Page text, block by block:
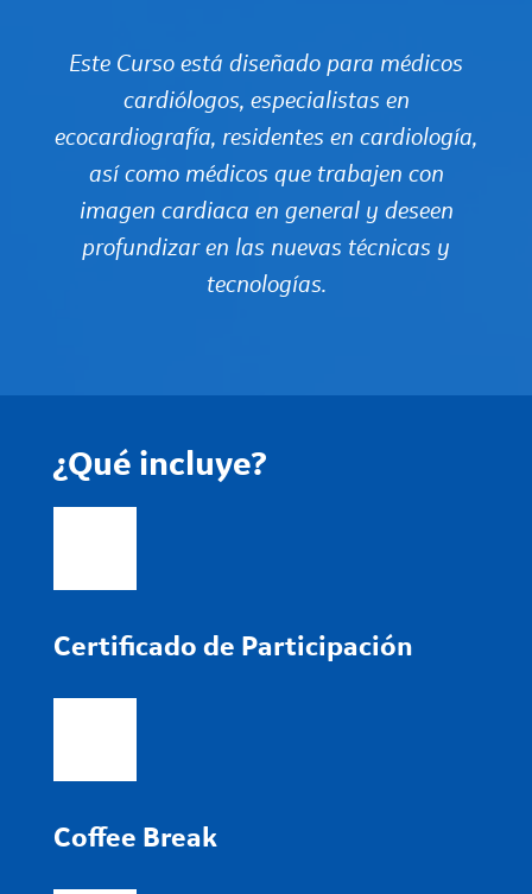
Este Curso está diseñado para médicos
cardiólogos, especialistas en
ecocardiografía, residentes en cardiología,
así como médicos que trabajen con
imagen cardiaca en general y deseen
profundizar en las nuevas técnicas y
tecnologías.
¿Qué incluye?
Certificado de Participación
Coffee Break